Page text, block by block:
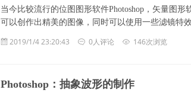
当今比较流行的位图图形软件Photoshop，矢量图
可以创作出精美的图像，同时可以使用一些滤镜特
2019/1/4 23:20:43 0人评论 146次浏览
Photoshop：抽象波形的制作